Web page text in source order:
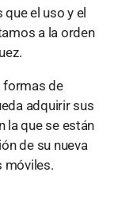
el uso y el
a la orden
formas de
adquirir sus
la que se están
de su nueva
móviles.